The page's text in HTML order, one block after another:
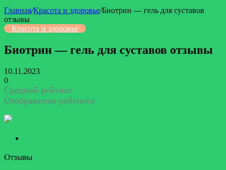
Главная/Красота и здоровье/Биотрин — гель для суставов
отзывы
Красота и здоровье
Биотрин — гель для суставов отзывы
10.11.2023
0
Средний рейтинг
Отображение рейтинга
Отзывы